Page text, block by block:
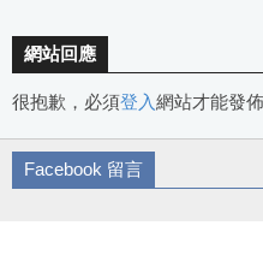
網站回應
很抱歉，必須登入網站才能發佈
Facebook 留言